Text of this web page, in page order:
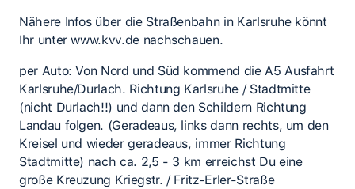
Nähere Infos über die Straßenbahn in Karlsruhe könnt
Ihr unter www.kvv.de nachschauen.
per Auto: Von Nord und Süd kommend die A5 Ausfahrt
Karlsruhe/Durlach. Richtung Karlsruhe / Stadtmitte
(nicht Durlach!!) und dann den Schildern Richtung
Landau folgen. (Geradeaus, links dann rechts, um den
Kreisel und wieder geradeaus, immer Richtung
Stadtmitte) nach ca. 2,5 - 3 km erreichst Du eine
große Kreuzung Kriegstr. / Fritz-Erler-Straße